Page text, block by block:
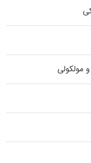
مولکولی